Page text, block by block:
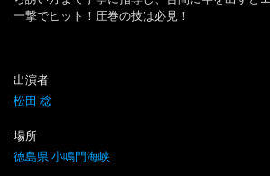
一撃でヒット！圧巻の技は必見！
出演者
松田 稔
場所
徳島県 小鳴門海峡